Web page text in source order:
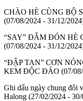
CHÀO HÈ CÙNG BỘ
(07/08/2024 - 31/12/
“SAY” ĐẮM ĐÓN HÈ
(07/08/2024 - 31/12/
“ĐẬP TAN” CƠN
KEM ĐỘC ĐÁO (07/
Ghi dấu ngày chung đôi
Halong (27/02/2024 -